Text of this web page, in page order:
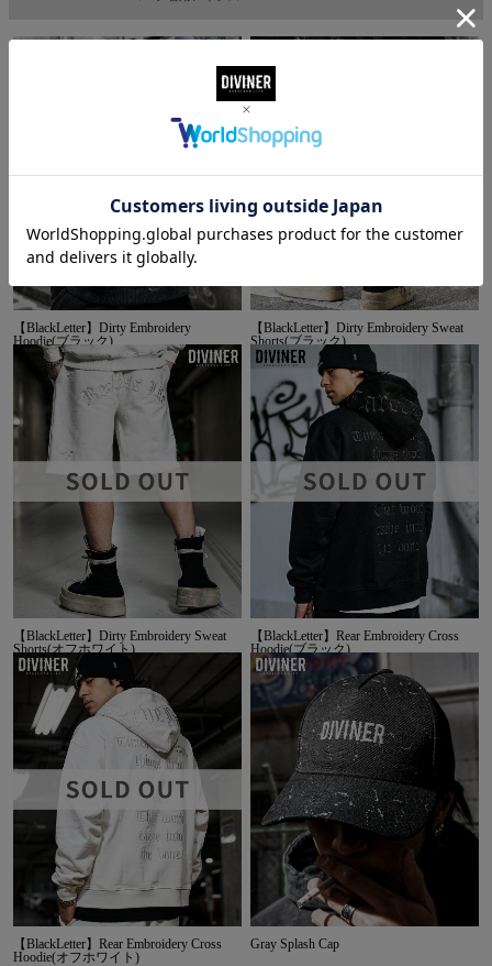
【BlackLetter】Dirty Embroidery
Hoodie(ブラック)
【BlackLetter】Dirty Embroidery Sweat
Shorts(ブラック)
【BlackLetter】Dirty Embroidery Sweat
Shorts(オフホワイト)
【BlackLetter】Rear Embroidery Cross
Hoodie(ブラック)
【BlackLetter】Rear Embroidery Cross
Hoodie(オフホワイト)
Gray Splash Cap